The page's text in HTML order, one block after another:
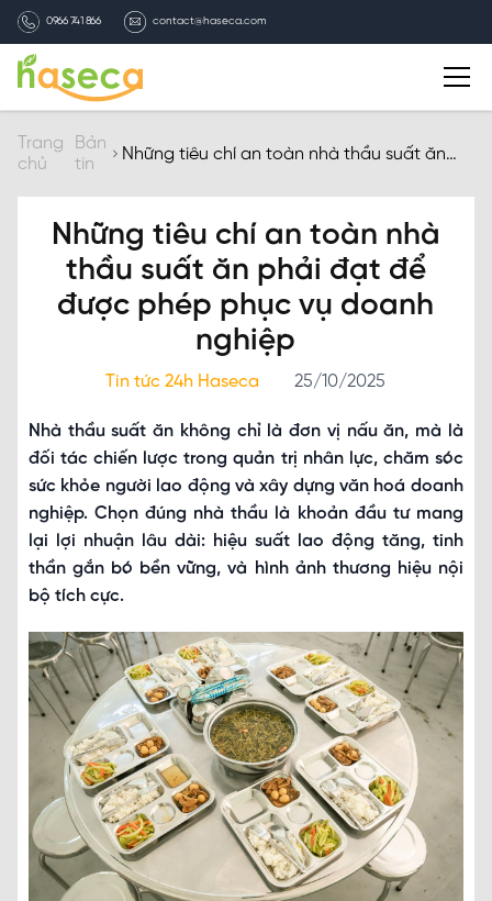
0966 741 866 contact@haseca.com
Giới thiệu
Chọn Haseca
Dịch vụ
Bản tin HASECA
Tuyển dụng
Liên hệ
Trang
chủ
Bản
tin
Những tiêu chí an toàn nhà thầu suất ăn
nghiệp
Những tiêu chí an toàn nhà
thầu suất ăn phải đạt để
được phép phục vụ doanh
nghiệp
Tin tức 24h Haseca 25/10/2025
Nhà thầu suất ăn không chỉ là đơn vị nấu ăn, mà là
đối tác chiến lược trong quản trị nhân lực, chăm sóc
sức khỏe người lao động và xây dựng văn hoá doanh
nghiệp. Chọn đúng nhà thầu là khoản đầu tư mang
lại lợi nhuận lâu dài: hiệu suất lao động tăng, tinh
thần gắn bó bền vững, và hình ảnh thương hiệu nội
bộ tích cực.